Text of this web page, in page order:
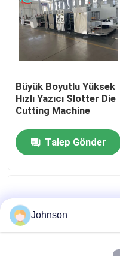
Hakkımızda
Fabrika turu
Kalite kontrol
Bize Ulaşın
Vakalar
karton baskı makinesi
Büyük Boyutlu Yüksek
Hızlı Yazıcı Slotter Die
Cutting Machine
Talep Gönder
Johnson